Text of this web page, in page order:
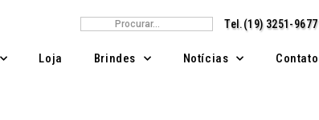
Pesquisar Tel.(19) 3251-9677
Loja Brindes Notícias Contato